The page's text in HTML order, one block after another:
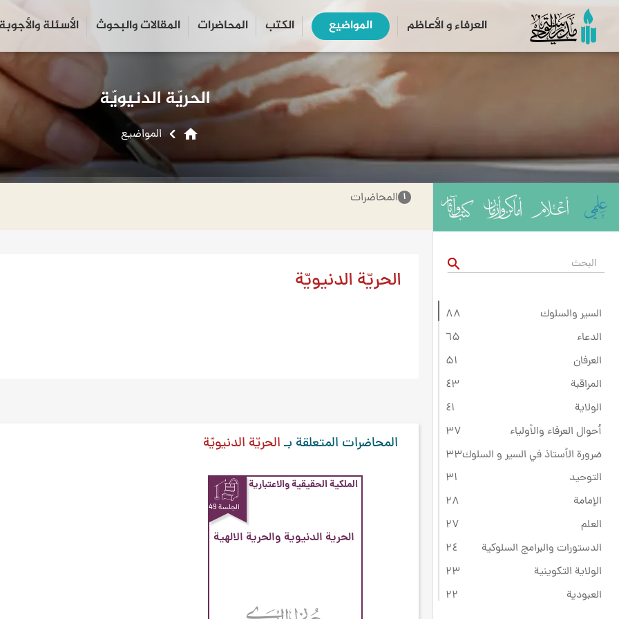
العرفاء و الأعاظم المواضیع الكتب المحاضرات المقالات والبحوث الأسئلة والأجوبة search
close
الحريّة الدنيويّة
home المواضیع
search
السير والسلوك
۸۸
الدعاء
٦۵
العرفان
۵۱
المراقبة
٤۳
الولاية
٤۱
أحوال العرفاء والأولياء
۳۷
ضرورة الأستاذ في السير و السلوك۳۳
التوحيد
۳۱
الإمامة
۲۸
العلم
۲۷
الدستورات والبرامج السلوكية
۲٤
الولاية التكوينية
۲۳
العبودية
۲۲
۱ المحاضرات
الحريّة الدنيويّة
المحاضرات المتعلقة بـالحريّة الدنيويّة
الملكية الحقيقية والاعتبارية
الجلسة 49
الحرية الدنيوية والحرية الالهية